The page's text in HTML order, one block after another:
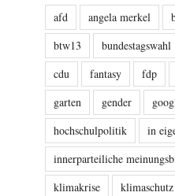
afd angela merkel
btw13
bundestagswahl
cdu
fantasy fdp
garten
gender
hochschulpolitik
in
innerparteiliche
klimakrise
klimaschutz